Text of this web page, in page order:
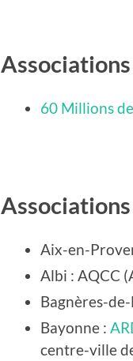
60 Millions
Aix-en-
Albi : AQCC
Bagnères-
Bayonne :
centre-ville